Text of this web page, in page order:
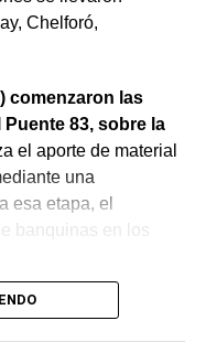
Chelforó,
comenzaron las
83, sobre la
el aporte de material
una
esa etapa, el
banquinas en los